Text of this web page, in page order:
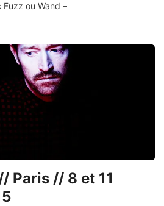
Fuzz ou Wand –
Paris // 8 et 11